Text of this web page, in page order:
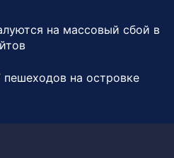
на массовый сбой в
на островке